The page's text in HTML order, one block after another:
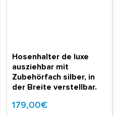
Hosenhalter de luxe
ausziehbar mit
Zubehörfach silber, in
der Breite verstellbar.
179,00€